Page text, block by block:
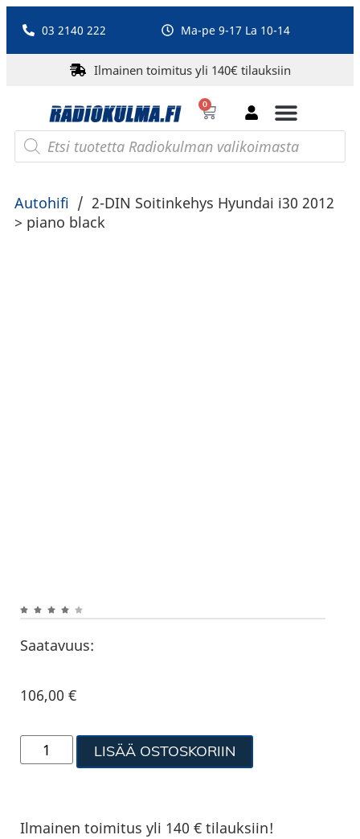
03 2140 222 Ma-pe 9-17 La 10-14
Ilmainen toimitus yli 140€ tilauksiin
0
Autohifi / 2-DIN Soitinkehys Hyundai i30 2012
> piano black
Saatavuus:
106,00€
LISÄÄ OSTOSKORIIN
Ilmainen toimitus yli 140 € tilauksiin!